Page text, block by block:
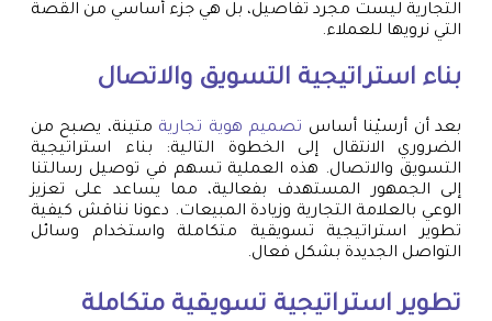
التجارية ليست مجرد تفاصيل، بل هي جزء أساسي من القصة
التي نرويها للعملاء.
بناء استراتيجية التسويق والاتصال
بعد أن أرسيْنا أساس تصميم هوية تجارية متينة، يصبح من
الضروري الانتقال إلى الخطوة التالية: بناء استراتيجية
التسويق والاتصال. هذه العملية تسهم في توصيل رسالتنا
إلى الجمهور المستهدف بفعالية، مما يساعد على تعزيز
الوعي بالعلامة التجارية وزيادة المبيعات. دعونا نناقش كيفية
تطوير استراتيجية تسويقية متكاملة واستخدام وسائل
التواصل الجديدة بشكل فعال.
تطوير استراتيجية تسويقية متكاملة